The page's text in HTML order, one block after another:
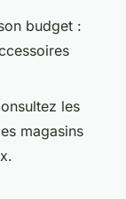
budget :
les
magasins